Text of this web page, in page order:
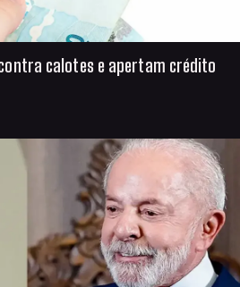
calotes e apertam crédito